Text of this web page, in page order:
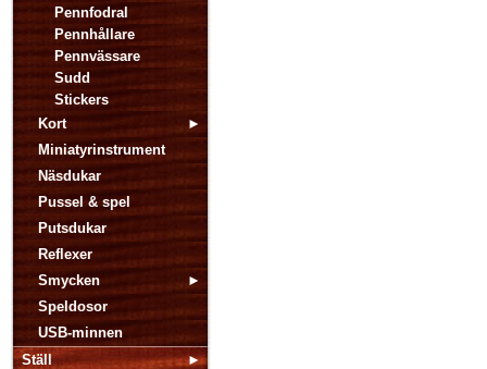
Pennfodral
Pennhållare
Pennvässare
Sudd
Stickers
Kort
Miniatyrinstrument
Näsdukar
Pussel & spel
Putsdukar
Reflexer
Smycken
Speldosor
USB-minnen
Ställ